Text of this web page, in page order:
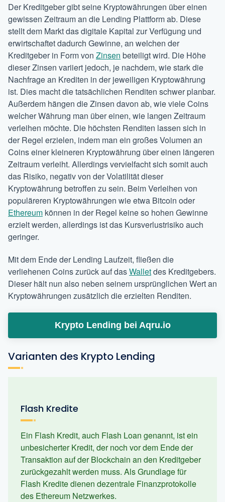
Der Kreditgeber gibt seine Kryptowährungen über einen
gewissen Zeitraum an die Lending Plattform ab. Diese
stellt dem Markt das digitale Kapital zur Verfügung und
erwirtschaftet dadurch Gewinne, an welchen der
Kreditgeber in Form von Zinsen beteiligt wird. Die Höhe
dieser Zinsen variiert jedoch, je nachdem, wie stark die
Nachfrage an Krediten in der jeweiligen Kryptowährung
ist. Dies macht die tatsächlichen Renditen schwer planbar.
Außerdem hängen die Zinsen davon ab, wie viele Coins
welcher Währung man über einen, wie langen Zeitraum
verleihen möchte. Die höchsten Renditen lassen sich in
der Regel erzielen, indem man ein großes Volumen an
Coins einer kleineren Kryptowährung über einen längeren
Zeitraum verleiht. Allerdings vervielfacht sich somit auch
das Risiko, negativ von der Volatilität dieser
Kryptowährung betroffen zu sein. Beim Verleihen von
populäreren Kryptowährungen wie etwa Bitcoin oder
Ethereum können in der Regel keine so hohen Gewinne
erzielt werden, allerdings ist das Kursverlustrisiko auch
geringer.
Mit dem Ende der Lending Laufzeit, fließen die
verliehenen Coins zurück auf dasWalletdes Kreditgebers.
Dieser hält nun also neben seinem ursprünglichen Wert an
Kryptowährungen zusätzlich die erzielten Renditen.
Krypto Lending bei Aqru.io
Varianten des Krypto Lending
Flash Kredite
Ein Flash Kredit, auch Flash Loan genannt, ist ein
unbesicherter Kredit, der noch vor dem Ende der
Transaktion auf der Blockchain an den Kreditgeber
zurückgezahlt werden muss. Als Grundlage für
Flash Kredite dienen dezentrale Finanzprotokolle
des Ethereum Netzwerkes.